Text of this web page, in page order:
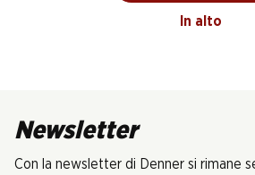
In alto
Newsletter
Con la newsletter di Denner si rimane